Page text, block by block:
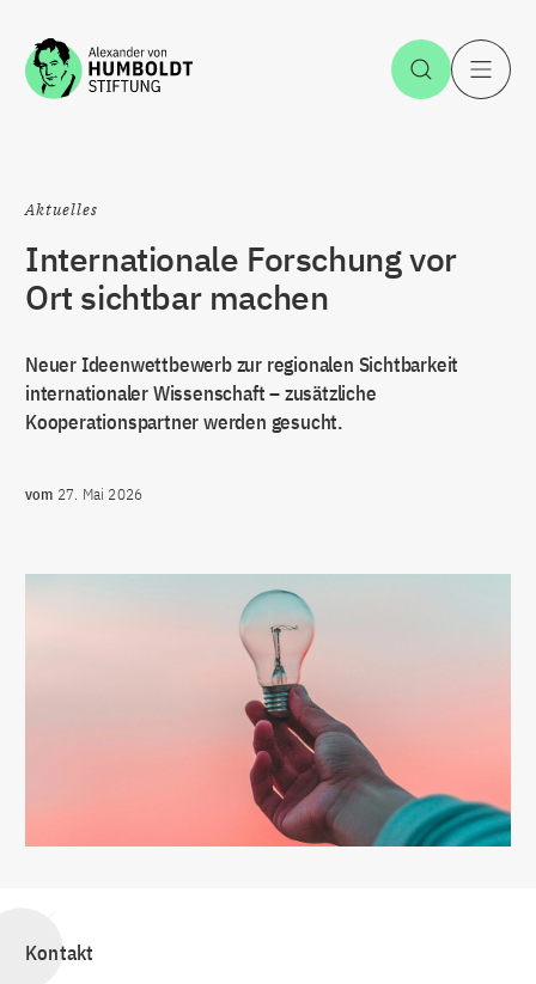
Zum Inhalt springen Suche
Aktuelles
Internationale Forschung vor
Ort sichtbar machen
Neuer Ideenwettbewerb zur regionalen Sichtbarkeit
internationaler Wissenschaft – zusätzliche
Kooperationspartner werden gesucht.
vom 27. Mai 2026
Kontakt